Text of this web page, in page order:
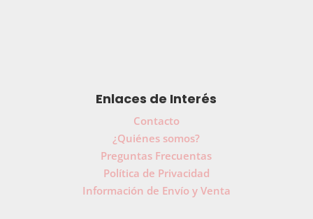
Enlaces de Interés
Contacto
¿Quiénes somos?
Preguntas Frecuentas
Política de Privacidad
Información de Envío y Venta